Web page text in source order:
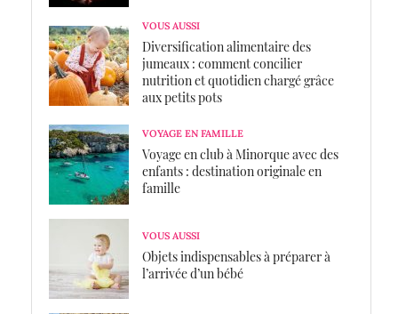
VOUS AUSSI
Diversification alimentaire des
jumeaux : comment concilier
nutrition et quotidien chargé grâce
aux petits pots
VOYAGE EN FAMILLE
Voyage en club à Minorque avec des
enfants : destination originale en
famille
VOUS AUSSI
Objets indispensables à préparer à
l’arrivée d’un bébé